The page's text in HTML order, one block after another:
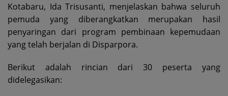
Kotabaru, Ida Trisusanti, menjelaskan bahwa seluruh
pemuda yang diberangkatkan merupakan hasil
penyaringan dari program pembinaan kepemudaan
yang telah berjalan di Disparpora.
Berikut adalah rincian dari 30 peserta yang
didelegasikan: